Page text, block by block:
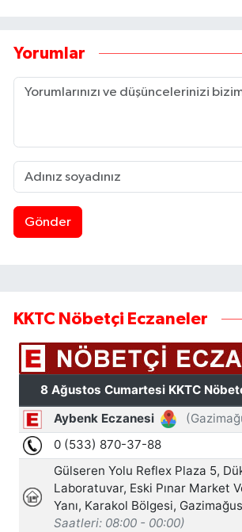
Yorumlar
Gönder
KKTC Nöbetçi Eczaneler